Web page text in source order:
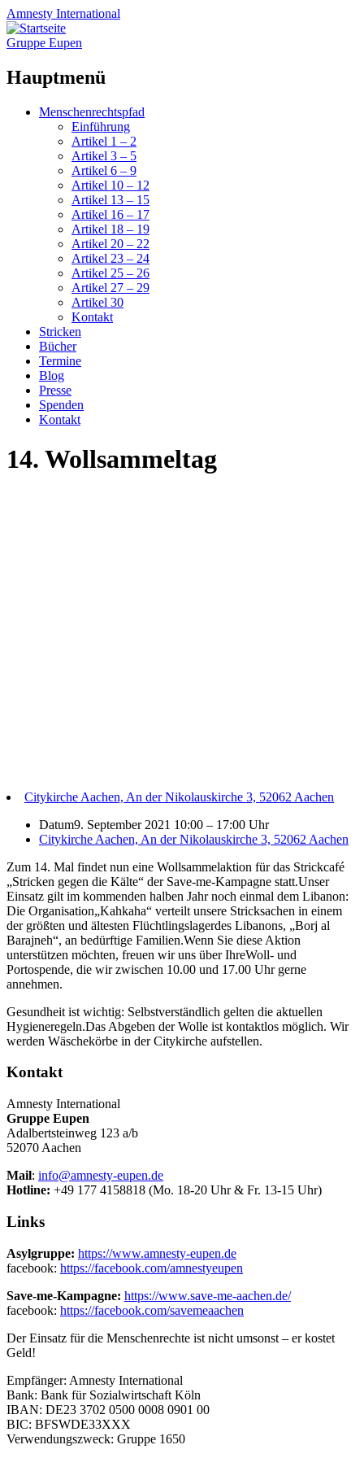
Amnesty International
Gruppe Eupen
Hauptmenü
Zum
Menschenrechtspfad
Einführung
Artikel 1 – 2
Artikel 3 – 5
Artikel 6 – 9
Artikel 10 – 12
Artikel 13 – 15
Artikel 16 – 17
Artikel 18 – 19
Artikel 20 – 22
Artikel 23 – 24
Artikel 25 – 26
Artikel 27 – 29
Artikel 30
Kontakt
Stricken
Bücher
Termine
Blog
Presse
Spenden
Kontakt
14. Wollsammeltag
Citykirche Aachen, An der Nikolauskirche 3, 52062 Aachen
Datum9. September 2021 10:00 – 17:00 Uhr
Citykirche Aachen, An der Nikolauskirche 3, 52062 Aachen
Zum 14. Mal findet nun eine Wollsammelaktion für das Strickcafé
„Stricken gegen die Kälte“ der Save-me-Kampagne statt.Unser
Einsatz gilt im kommenden halben Jahr noch einmal dem Libanon:
Die Organisation„Kahkaha“ verteilt unsere Stricksachen in einem
der größten und ältesten Flüchtlingslagerdes Libanons, „Borj al
Barajneh“, an bedürftige Familien.Wenn Sie diese Aktion
unterstützen möchten, freuen wir uns über IhreWoll- und
Portospende, die wir zwischen 10.00 und 17.00 Uhr gerne
annehmen.
Gesundheit ist wichtig: Selbstverständlich gelten die aktuellen
Hygieneregeln.Das Abgeben der Wolle ist kontaktlos möglich. Wir
werden Wäschekörbe in der Citykirche aufstellen.
Kontakt
Amnesty International
Gruppe Eupen
Adalbertsteinweg 123 a/b
52070 Aachen
Mail: info@amnesty-eupen.de
Hotline: +49 177 4158818 (Mo. 18-20 Uhr & Fr. 13-15 Uhr)
Links
Asylgruppe: https://www.amnesty-eupen.de
facebook: https://facebook.com/amnestyeupen
Save-me-Kampagne: https://www.save-me-aachen.de/
facebook: https://facebook.com/savemeaachen
Der Einsatz für die Menschenrechte ist nicht umsonst – er kostet
Geld!
Empfänger: Amnesty International
Bank: Bank für Sozialwirtschaft Köln
IBAN: DE23 3702 0500 0008 0901 00
BIC: BFSWDE33XXX
Verwendungszweck: Gruppe 1650